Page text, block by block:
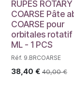
RUPES ROTARY
COARSE Pâte
COARSE pour
orbitales rotatif
ML - 1 PCS
Réf. 9.BRCOARSE
38,40 € 40,00€